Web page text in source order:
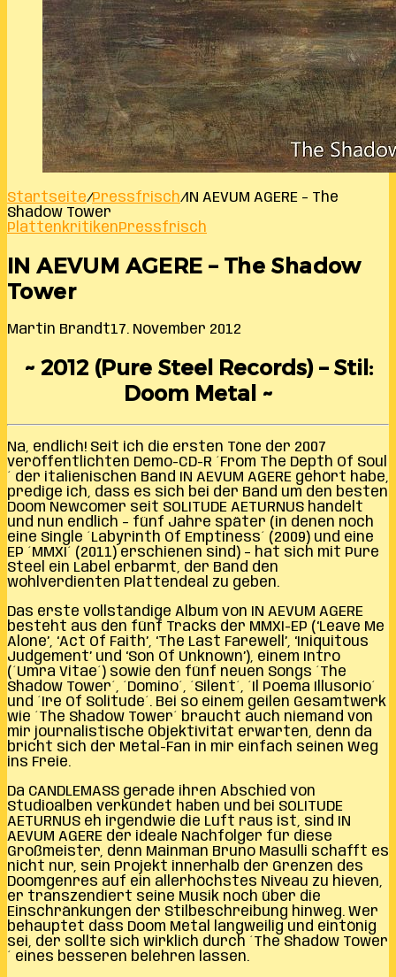
Startseite/Pressfrisch/IN AEVUM AGERE – The
Shadow Tower
PlattenkritikenPressfrisch
IN AEVUM AGERE – The Shadow
Tower
Martin Brandt17. November 2012
~ 2012 (Pure Steel Records) – Stil:
Doom Metal ~
Na, endlich! Seit ich die ersten Töne der 2007
veröffentlichten Demo-CD-R ´From The Depth Of Soul
´ der italienischen Band IN AEVUM AGERE gehört habe,
predige ich, dass es sich bei der Band um den besten
Doom Newcomer seit SOLITUDE AETURNUS handelt
und nun endlich – fünf Jahre später (in denen noch
eine Single ´Labyrinth Of Emptiness´ (2009) und eine
EP ´MMXI´ (2011) erschienen sind) – hat sich mit Pure
Steel ein Label erbarmt, der Band den
wohlverdienten Plattendeal zu geben.
Das erste vollständige Album von IN AEVUM AGERE
besteht aus den fünf Tracks der MMXI-EP (‘Leave Me
Alone’, ‘Act Of Faith’, ‘The Last Farewell’, ‘Iniquitous
Judgement’ und ‘Son Of Unknown’), einem Intro
(´Umra Vitae´) sowie den fünf neuen Songs ´The
Shadow Tower´, ´Domino´, ´Silent´, ´Il Poema Illusorio´
und ´Ire Of Solitude´. Bei so einem geilen Gesamtwerk
wie ´The Shadow Tower´ braucht auch niemand von
mir journalistische Objektivität erwarten, denn da
bricht sich der Metal-Fan in mir einfach seinen Weg
ins Freie.
Da CANDLEMASS gerade ihren Abschied von
Studioalben verkündet haben und bei SOLITUDE
AETURNUS eh irgendwie die Luft raus ist, sind IN
AEVUM AGERE der ideale Nachfolger für diese
Großmeister, denn Mainman Bruno Masulli schafft es
nicht nur, sein Projekt innerhalb der Grenzen des
Doomgenres auf ein allerhöchstes Niveau zu hieven,
er transzendiert seine Musik noch über die
Einschränkungen der Stilbeschreibung hinweg. Wer
behauptet dass Doom Metal langweilig und eintönig
sei, der sollte sich wirklich durch ´The Shadow Tower
´ eines besseren belehren lassen.